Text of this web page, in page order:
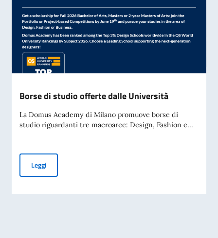
Borse di studio offerte dalle Università
La Domus Academy di Milano promuove borse di
studio riguardanti tre macroaree: Design, Fashion e...
LeggiBorse di studio offerte dalle Università